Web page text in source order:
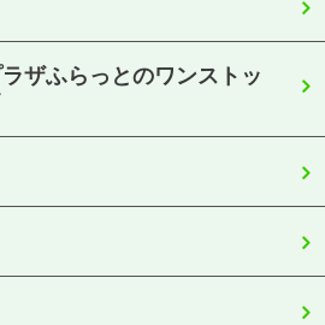
ザふらっとのワンストッ